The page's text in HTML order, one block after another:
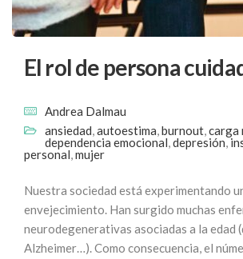
El rol de persona
Andrea Dalmau
ansiedad,autoestima,burnout,carga
dependencia emocional,depresión,
personal,mujer
Nuestra sociedad está experimentando
envejecimiento. Han surgido muchas
neurodegenerativas asociadas a la edad
Alzheimer…). Como consecuencia, el